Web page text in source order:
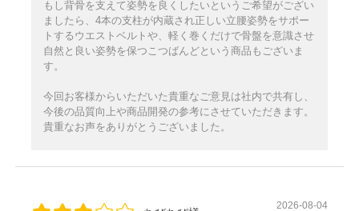
もし背骨を支えて姿勢を良くしたいというご希望がござい
ましたら、4本の支柱が内蔵され正しい立腰姿勢をサポー
トするウエストベルトや、軽く巻くだけで骨盤を意識させ
自然と良い姿勢を保つこつばんどという商品もございま
す。
今回お客様からいただいた貴重なご意見は社内で共有し、
今後の品質向上や商品開発の参考にさせていただきます。
貴重なお声をありがとうございました。
2026-08-04